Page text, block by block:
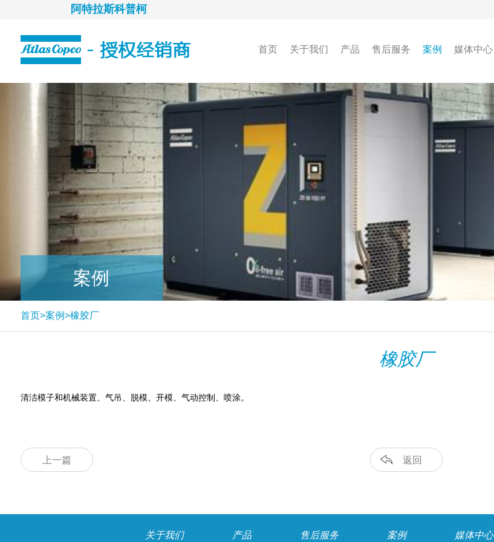
阿特拉斯科普柯
首页 关于我们 产品 售后服务 案例 媒体中心
案例
首页>案例>橡胶厂
橡胶厂
清洁模子和机械装置、气吊、脱模、开模、气动控制、喷涂。
上一篇 返回
关于我们 产品 售后服务 案例 媒体中心